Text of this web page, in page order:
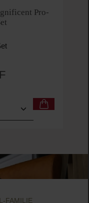
Pro-
Preis:
Wert
FAMILIE